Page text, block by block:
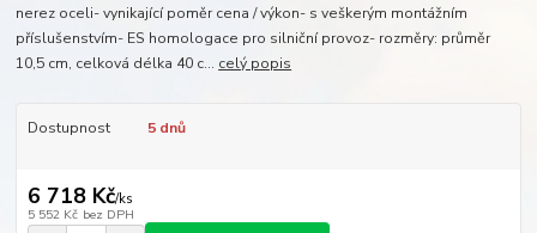
nerez oceli- vynikající poměr cena / výkon- s veškerým montážním
příslušenstvím- ES homologace pro silniční provoz- rozměry: průměr
10,5 cm, celková délka 40 c... celý popis
Dostupnost 5 dnů
6 718 Kč/ks
5 552 Kč bez DPH